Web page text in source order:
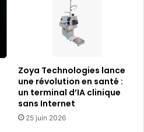
Zoya Technologies lance
une révolution en santé :
un terminal d’IA clinique
sans Internet
25 juin 2026